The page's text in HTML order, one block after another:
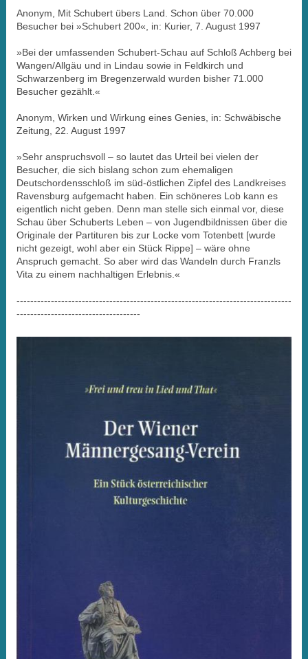
Anonym, Mit Schubert übers Land. Schon über 70.000
Besucher bei »Schubert 200«, in: Kurier, 7. August 1997
»Bei der umfassenden Schubert-Schau auf Schloß Achberg bei
Wangen/Allgäu und in Lindau sowie in Feldkirch und
Schwarzenberg im Bregenzerwald wurden bisher 71.000
Besucher gezählt.«
Anonym, Wirken und Wirkung eines Genies, in: Schwäbische
Zeitung, 22. August 1997
»Sehr anspruchsvoll – so lautet das Urteil bei vielen der
Besucher, die sich bislang schon zum ehemaligen
Deutschordensschloß im süd-östlichen Zipfel des Landkreises
Ravensburg aufgemacht haben. Ein schöneres Lob kann es
eigentlich nicht geben. Denn man stelle sich einmal vor, diese
Schau über Schuberts Leben – von Jugendbildnissen über die
Originale der Partituren bis zur Locke vom Totenbett [wurde
nicht gezeigt, wohl aber ein Stück Rippe] – wäre ohne
Anspruch gemacht. So aber wird das Wandeln durch Franzls
Vita zu einem nachhaltigen Erlebnis.«
--------------------------------------------------------------------------------
------------------------------------